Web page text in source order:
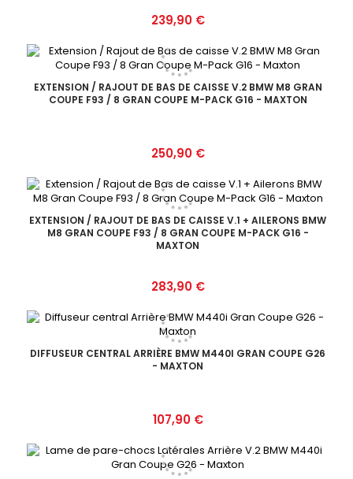
Prix
239,90 €
EXTENSION / RAJOUT DE BAS DE CAISSE V.2 BMW M8 GRAN
COUPE F93 / 8 GRAN COUPE M-PACK G16 - MAXTON
Prix
250,90 €
EXTENSION / RAJOUT DE BAS DE CAISSE V.1 + AILERONS BMW
M8 GRAN COUPE F93 / 8 GRAN COUPE M-PACK G16 -
MAXTON
Prix
283,90 €
DIFFUSEUR CENTRAL ARRIÈRE BMW M440I GRAN COUPE G26
- MAXTON
Prix
107,90 €